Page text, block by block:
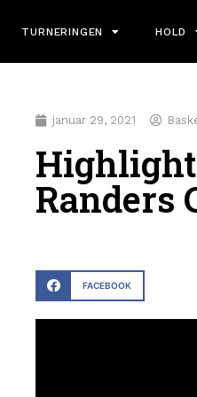
TURNERINGEN HOLD
januar 29, 2021
Randers
FACEBOOK